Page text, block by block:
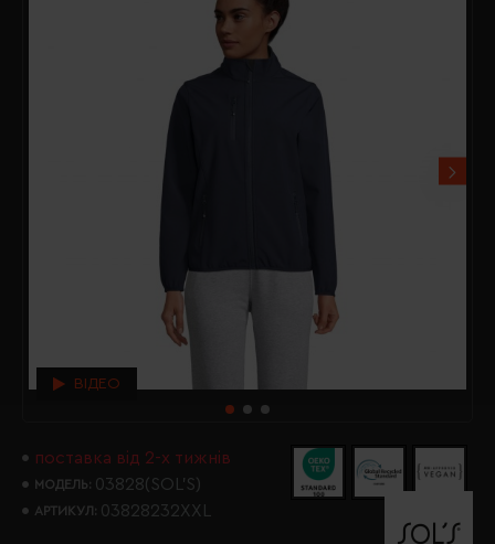
ВІДЕО
поставка від 2-х тижнів
МОДЕЛЬ: 03828(SOL’S)
АРТИКУЛ: 03828232XXL